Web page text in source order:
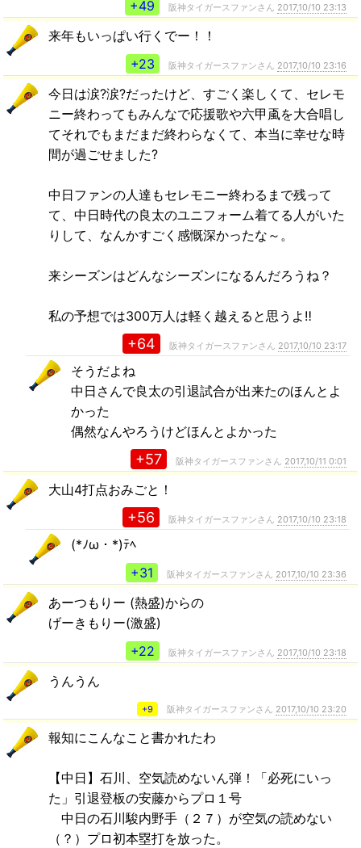
+49 阪神タイガースファンさん 2017,10/10 23:13
来年もいっぱい行くでー！！
+23
阪神タイガースファンさん 2017,10/10 23:16
今日は涙?涙?だったけど、すごく楽しくて、セレモ
ニー終わってもみんなで応援歌や六甲颪を大合唱し
てそれでもまだまだ終わらなくて、本当に幸せな時
間が過ごせました?
中日ファンの人達もセレモニー終わるまで残って
て、中日時代の良太のユニフォーム着てる人がいた
りして、なんかすごく感慨深かったな～。
来シーズンはどんなシーズンになるんだろうね？
私の予想では300万人は軽く越えると思うよ‼
+64 阪神タイガースファンさん 2017,10/10 23:17
そうだよね
中日さんで良太の引退試合が出来たのほんとよ
かった
偶然なんやろうけどほんとよかった
+57 阪神タイガースファンさん 2017,10/11 0:01
大山4打点おみごと！
+56 阪神タイガースファンさん 2017,10/10 23:18
(*ﾉω・*)ﾃﾍ
+31
阪神タイガースファンさん 2017,10/10 23:36
あーつもりー (熱盛)からの
げーきもりー(激盛)
+22
阪神タイガースファンさん 2017,10/10 23:18
うんうん
+9 阪神タイガースファンさん 2017,10/10 23:20
報知にこんなこと書かれたわ
【中日】石川、空気読めないん弾！「必死にいっ
た」引退登板の安藤からプロ１号
中日の石川駿内野手（２７）が空気の読めない
（？）プロ初本塁打を放った。